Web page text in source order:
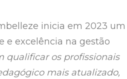
inicia em 2023 um
e excelência na gestão
qualificar os profissionais
mais atualizado,